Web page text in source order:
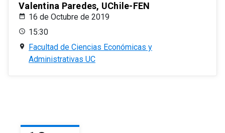
Valentina Paredes, UChile-FEN
16 de Octubre de 2019
15:30
Facultad de Ciencias Económicas y
Administrativas UC